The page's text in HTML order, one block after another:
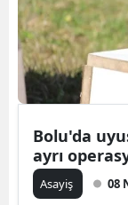
Bolu'da
ayrı
Asayiş 08